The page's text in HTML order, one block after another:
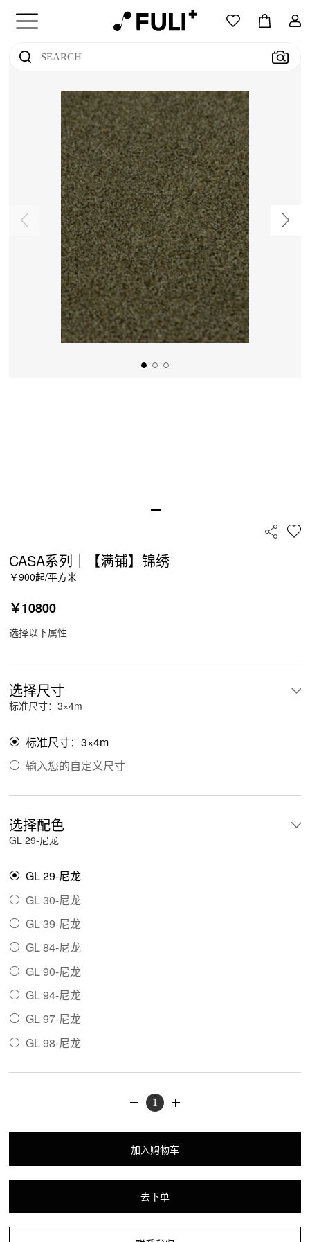
上传您感兴趣的地毯图片
（支持jpg/png/jpeg格式）
尝试点击示例图像
CASA系列｜【满铺】锦绣
￥900起/平方米
￥10800
选择以下属性
选择尺寸
标准尺寸：3×4m
 标准尺寸：3×4m
 输入您的自定义尺寸
选择配色
GL 29-尼龙
 GL 29-尼龙
 GL 30-尼龙
 GL 39-尼龙
 GL 84-尼龙
 GL 90-尼龙
 GL 94-尼龙
 GL 97-尼龙
 GL 98-尼龙
加入购物车
去下单